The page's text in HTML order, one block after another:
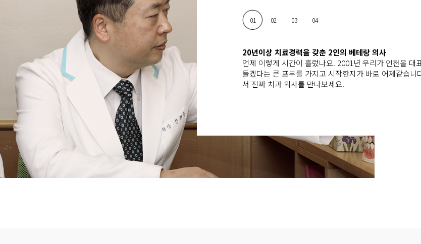
01 02 03 04
20년이상 치료경력을 갖춘 2인의 베테랑 의사
언제 이렇게 시간이 흘렀나요. 2001년 우리가 인천을 대
들겠다는 큰 포부를 가지고 시작한지가 바로 어제같습니
서 진짜 치과 의사를 만나보세요.